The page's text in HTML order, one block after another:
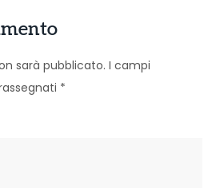
sarà pubblicato. I campi
*